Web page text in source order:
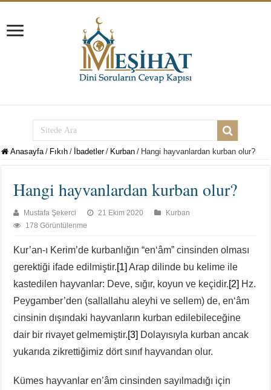
Anasayfa / Fıkıh / İbadetler / Kurban / Hangi hayvanlardan kurban olur?
Hangi hayvanlardan kurban olur?
Mustafa Şekerci 21 Ekim 2020
Kurban
178 Görüntülenme
Kur’an-ı Kerim’de kurbanlığın “en‘âm” cinsinden olması
gerektiği ifade edilmiştir.[1] Arap dilinde bu kelime ile
kastedilen hayvanlar: Deve, sığır, koyun ve keçidir.[2] Hz.
Peygamber’den (sallallahu aleyhi ve sellem) de, en‘âm
cinsinin dışındaki hayvanların kurban edilebileceğine
dair bir rivayet gelmemiştir.[3] Dolayısıyla kurban ancak
yukarıda zikrettiğimiz dört sınıf hayvandan olur.
Kümes hayvanlar en’âm cinsinden sayılmadığı için